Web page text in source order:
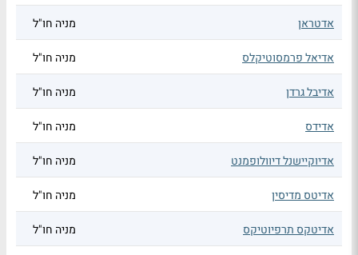
אדטראן מניה חו"ל
אדיאל פרמסוטיקלס מניה חו"ל
אדיבל גרדן מניה חו"ל
אדידס מניה חו"ל
אדיוקיישנל דיוולופמנט מניה חו"ל
אדיטס מדיסין מניה חו"ל
אדיטקס תרפיוטיקס מניה חו"ל